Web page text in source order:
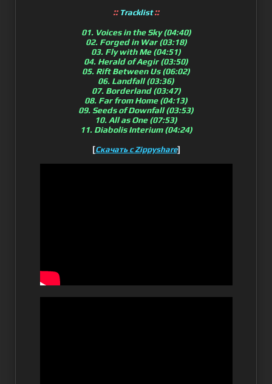
:: Tracklist ::
01. Voices in the Sky (04:40)
02. Forged in War (03:18)
03. Fly with Me (04:51)
04. Herald of Aegir (03:50)
05. Rift Between Us (06:02)
06. Landfall (03:36)
07. Borderland (03:47)
08. Far from Home (04:13)
09. Seeds of Downfall (03:53)
10. All as One (07:53)
11. Diabolis Interium (04:24)
[Скачать с Zippyshare]